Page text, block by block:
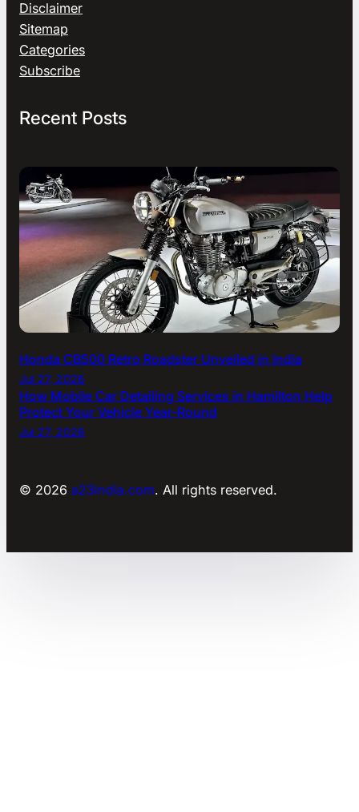
Disclaimer
Sitemap
Categories
Subscribe
Recent Posts
Honda CB500 Retro Roadster Unveiled in India
Jul 27, 2026
How Mobile Car Detailing Services in Hamilton Help
Protect Your Vehicle Year-Round
Jul 27, 2026
© 2026 a23india.com. All rights reserved.